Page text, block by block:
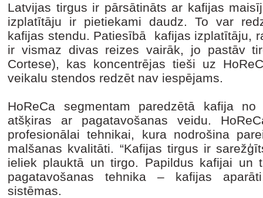
Latvijas tirgus ir pārsātināts ar kafijas
izplatītāju ir pietiekami daudz. To var
kafijas stendu. Patiesībā kafijas izplatītāju,
ir vismaz divas reizes vairāk, jo pastāv
Cortese), kas koncentrējas tieši uz
veikalu stendos redzēt nav iespējams.
HoReCa segmentam paredzētā kafija
atšķiras ar pagatavošanas veidu.
profesionālai tehnikai, kura nodrošina
malšanas kvalitāti. “Kafijas tirgus ir
ieliek plauktā un tirgo. Papildus kafijai un
pagatavošanas tehnika – kafijas
sistēmas.